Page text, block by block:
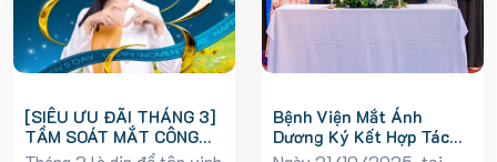
[SIÊU ƯU ĐÃI THÁNG 3]
TẦM SOÁT MẮT CÔNG
NGHỆ AI – QUÀ TẶNG Ý
Bệnh Viện Mắt Ánh
Dương Ký Kết Hợp Tác
Cùng Trường Tiểu Học &